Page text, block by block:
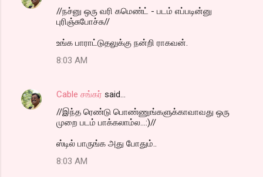
//நச்னு ஒரு வரி கமெண்ட் - படம் எப்படின்னு
புரிஞ்சுபோச்சு//
உங்க பாராட்டுதலுக்கு நன்றி ராகவன்.
8:03 AM
Cable சங்கர் said…
//இந்த ரெண்டு பொண்ணுங்களுக்காவாவது ஒரு
முறை படம் பாக்கலாம்ல...:)//
ஸ்டில் பாருங்க அது போதும்..
8:03 AM